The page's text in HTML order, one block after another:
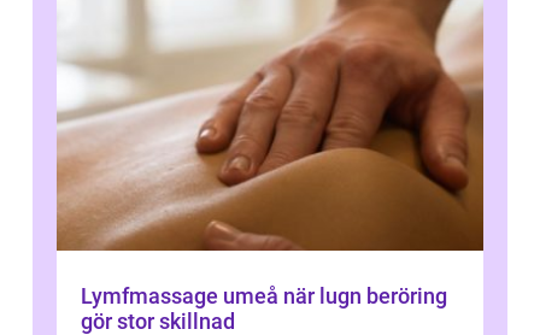
Lymfmassage umeå när lugn beröring
gör stor skillnad